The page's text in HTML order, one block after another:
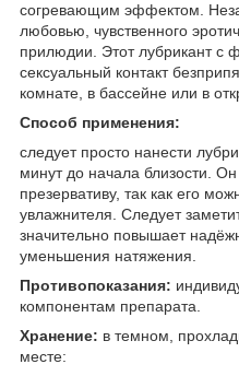
согревающим эффектом.
любовью, чувственного
прилюдии. Этот лубрикант с
сексуальный контакт
комнате, в бассейне или в
Способ применения:
следует просто нанести
минут до начала близости.
презервативу, так как его
увлажнителя. Следует
значительно повышает
уменьшения натяжения.
Противопоказания:
компонентам препарата.
Хранение: в темном,
месте: